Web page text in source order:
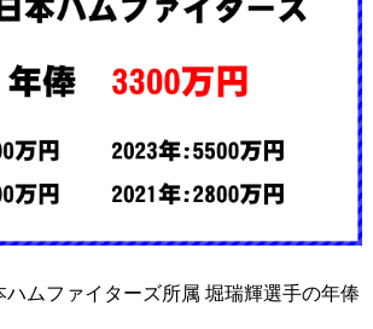
ハムファイターズ所属 堀瑞輝選手の年俸